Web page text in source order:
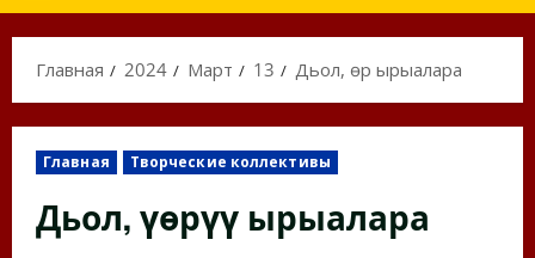
Главная
2024 Март 13 Дьол, үөрүү ырыалара
Главная Творческие коллективы
Дьол, үөрүү ырыалара